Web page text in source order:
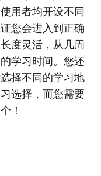
用者均开设不同
您会进入到正确
度灵活，从几周
学习时间。您还
择不同的学习地
选择，而您需要
！